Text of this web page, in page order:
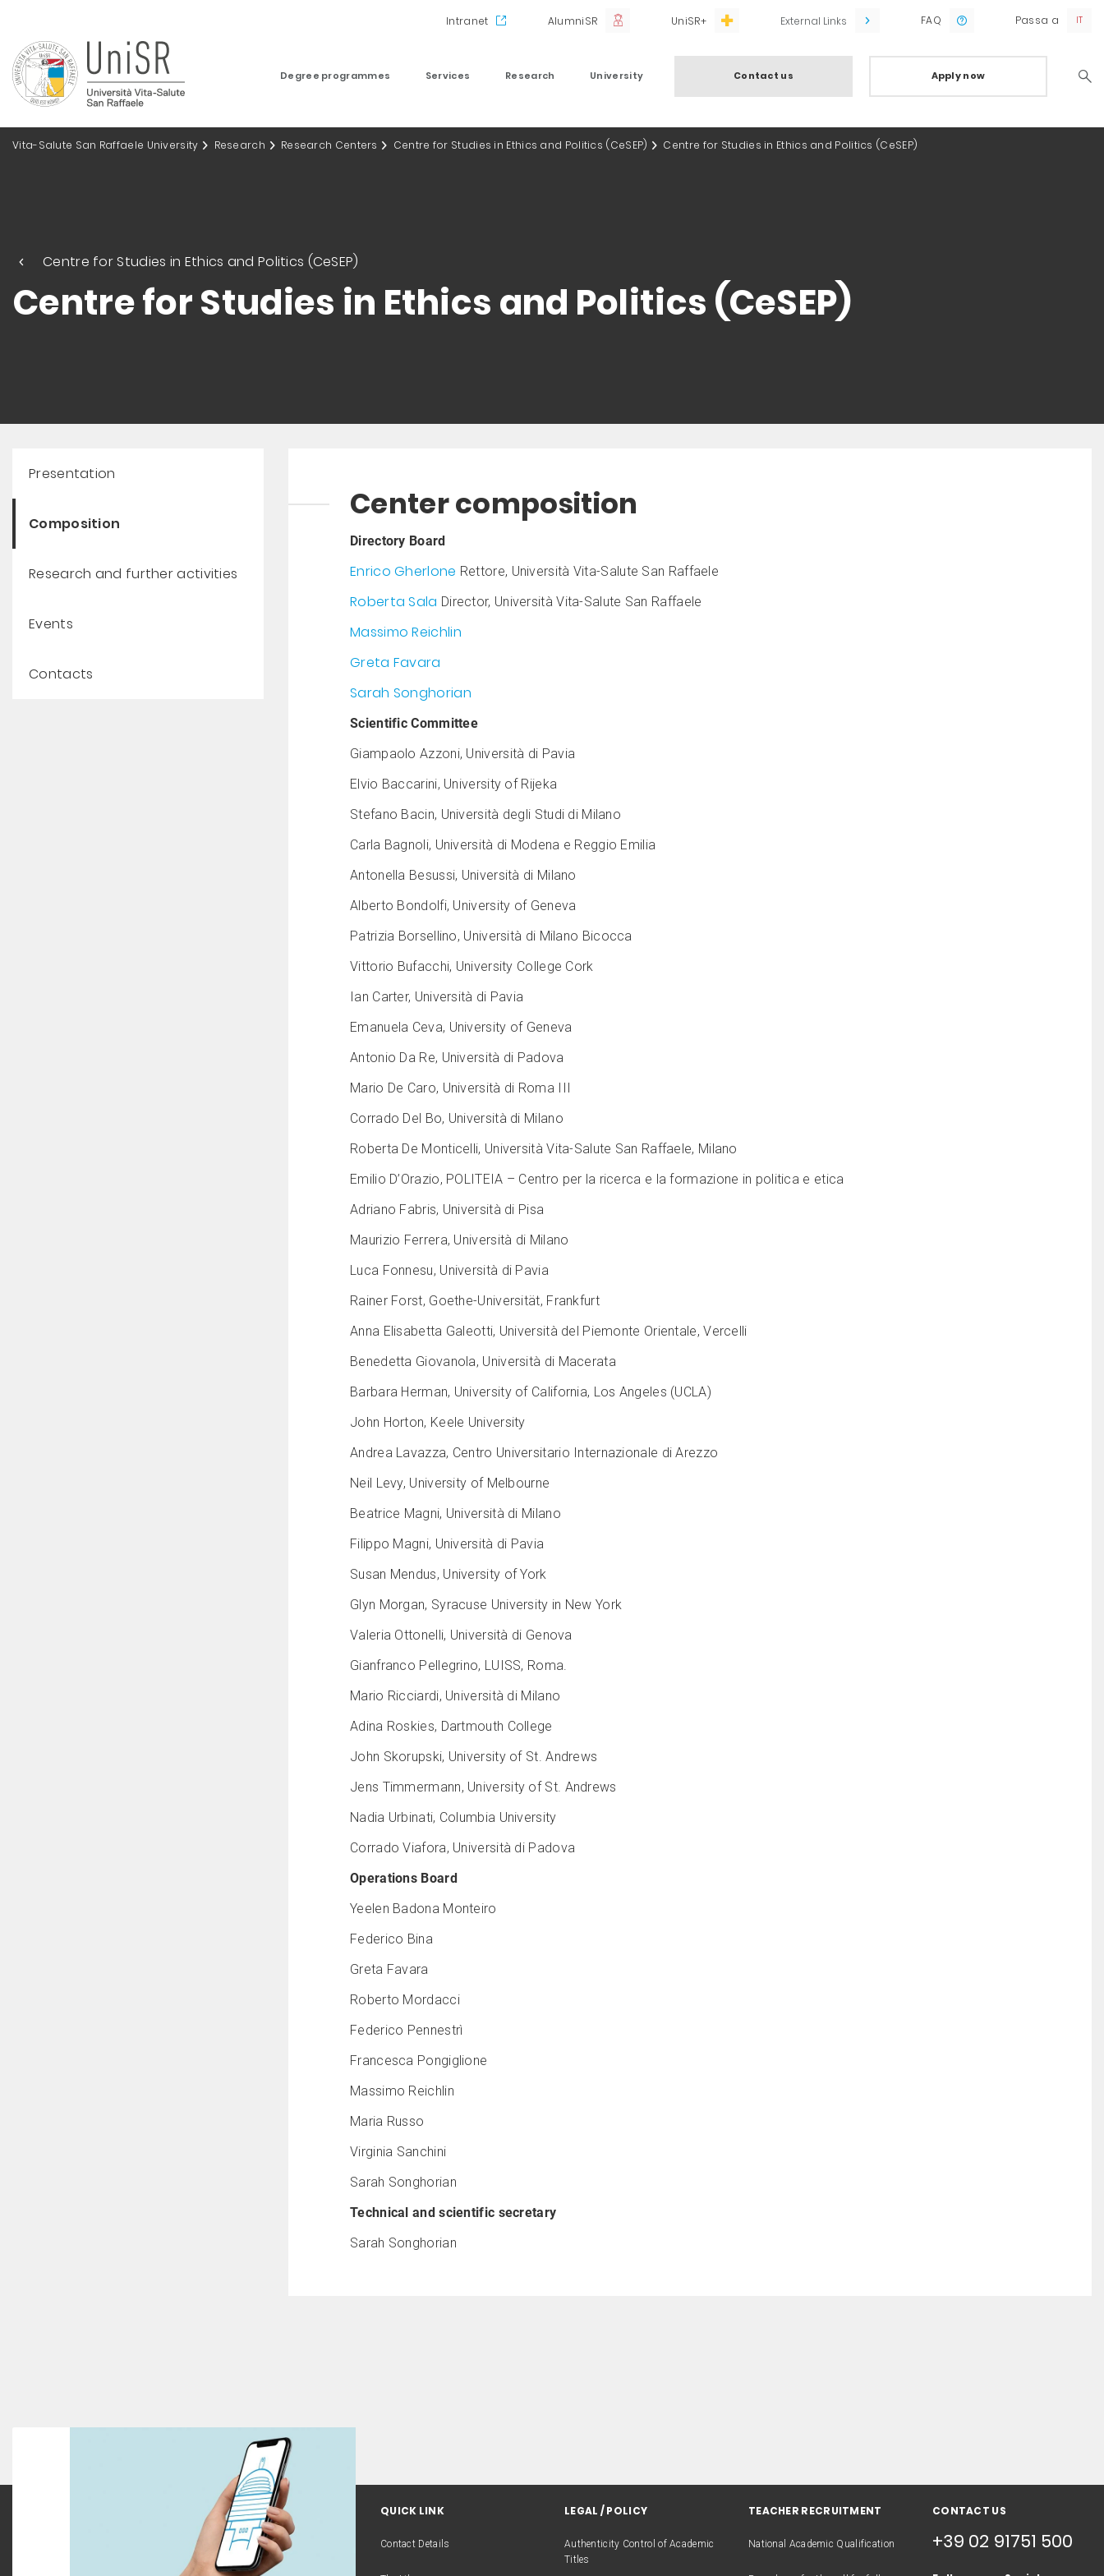
Intranet AlumniSR UniSR+ External Links FAQ Passa a
Degree programmes Services Research University Contact us Apply now
Vita-Salute San Raffaele University Research Research Centers Centre for Studies in Ethics and Politics (CeSEP) Centre for Studies in Ethics and Politics (CeSEP)
Centre for Studies in Ethics and Politics (CeSEP)
Centre for Studies in Ethics and Politics (CeSEP)
Presentation
Composition
Research and further activities
Events
Contacts
Center composition
Directory Board
Enrico Gherlone Rettore, Università Vita-Salute San Raffaele
Roberta Sala Director, Università Vita-Salute San Raffaele
Massimo Reichlin
Greta Favara
Sarah Songhorian
Scientific Committee
Giampaolo Azzoni, Università di Pavia
Elvio Baccarini, University of Rijeka
Stefano Bacin, Università degli Studi di Milano
Carla Bagnoli, Università di Modena e Reggio Emilia
Antonella Besussi, Università di Milano
Alberto Bondolfi, University of Geneva
Patrizia Borsellino, Università di Milano Bicocca
Vittorio Bufacchi, University College Cork
Ian Carter, Università di Pavia
Emanuela Ceva, University of Geneva
Antonio Da Re, Università di Padova
Mario De Caro, Università di Roma III
Corrado Del Bo, Università di Milano
Roberta De Monticelli, Università Vita-Salute San Raffaele, Milano
Emilio D’Orazio, POLITEIA – Centro per la ricerca e la formazione in politica e etica
Adriano Fabris, Università di Pisa
Maurizio Ferrera, Università di Milano
Luca Fonnesu, Università di Pavia
Rainer Forst, Goethe-Universität, Frankfurt
Anna Elisabetta Galeotti, Università del Piemonte Orientale, Vercelli
Benedetta Giovanola, Università di Macerata
Barbara Herman, University of California, Los Angeles (UCLA)
John Horton, Keele University
Andrea Lavazza, Centro Universitario Internazionale di Arezzo
Neil Levy, University of Melbourne
Beatrice Magni, Università di Milano
Filippo Magni, Università di Pavia
Susan Mendus, University of York
Glyn Morgan, Syracuse University in New York
Valeria Ottonelli, Università di Genova
Gianfranco Pellegrino, LUISS, Roma.
Mario Ricciardi, Università di Milano
Adina Roskies, Dartmouth College
John Skorupski, University of St. Andrews
Jens Timmermann, University of St. Andrews
Nadia Urbinati, Columbia University
Corrado Viafora, Università di Padova
Operations Board
Yeelen Badona Monteiro
Federico Bina
Greta Favara
Roberto Mordacci
Federico Pennestrì
Francesca Pongiglione
Massimo Reichlin
Maria Russo
Virginia Sanchini
Sarah Songhorian
Technical and scientific secretary
Sarah Songhorian
QUICK LINK
Contact Details
LEGAL / POLICY
Authenticity Control of Academic
Titles
TEACHER RECRUITMENT
National Academic Qualification
CONTACT US
+39 02 91751 500